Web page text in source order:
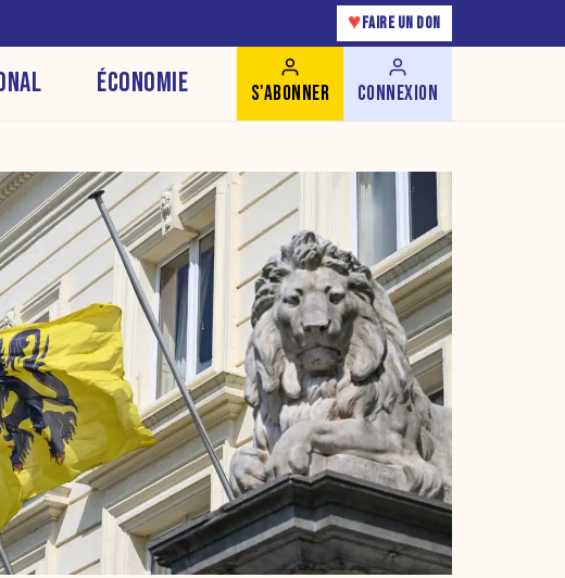
♥ FAIRE UN DON
ÉCONOMIE S'ABONNER CONNEXION